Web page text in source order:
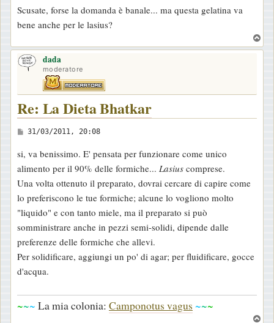
s
s
a
g
g
o
Scusate, forse la domanda è banale... ma questa gelatina va
bene anche per le lasius?
o
dada
moderatore
Re: La Dieta Bhatkar
M
s
s
a
g
g
i
o
31/03/2011, 20:08
si, va benissimo. E' pensata per funzionare come unico
alimento per il 90% delle formiche... Lasius comprese.
Una volta ottenuto il preparato, dovrai cercare di capire come
lo preferiscono le tue formiche; alcune lo vogliono molto
"liquido" e con tanto miele, ma il preparato si può
somministrare anche in pezzi semi-solidi, dipende dalle
preferenze delle formiche che allevi.
Per solidificare, aggiungi un po' di agar; per fluidificare, gocce
d'acqua.
~~~ La mia colonia: Camponotus vagus ~~~